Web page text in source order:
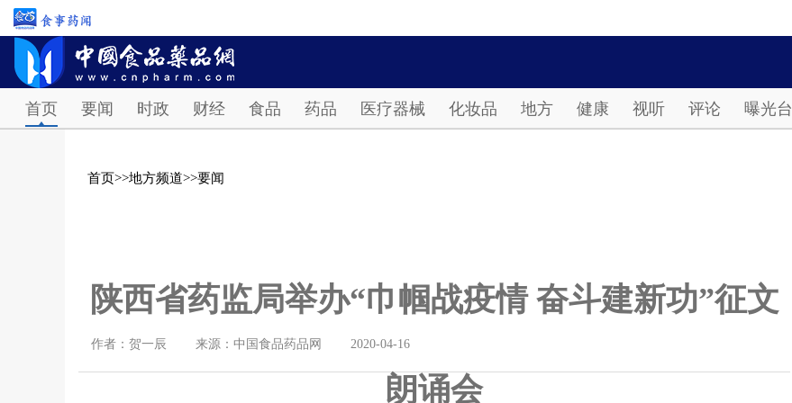
首页 要闻 时政 财经 食品 药品 医疗器械 化妆品 地方 健康 视听 评论 曝光台
首页>>地方频道>>要闻
陕西省药监局举办“巾帼战疫情 奋斗建新功”征文
朗诵会
作者：贺一辰 来源：中国食品药品网 2020-04-16